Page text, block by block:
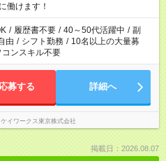
す＾＾
働けます！
/ 履歴書不要 / 40～50代活躍中 / 副
由 / シフト勤務 / 10名以上の大量募
コンスキル不要
応募する 詳細へ
イワークス東京株式会社
掲載日：2026.08.07